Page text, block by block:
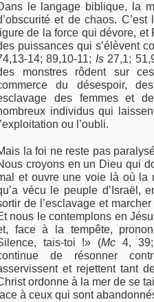
le langage biblique, la
et de chaos.
de la force qui dévore, et
puissances qui s’élèvent
14; 89,10-11; Is27,1;
monstres rôdent sur
du désespoir,
des femmes et
individus qui
ou l’oubli.
la foi ne reste pas
croyons en un Dieu qui
et ouvre une voie là où la
vécu le peuple d’Israël,
de l’esclavage et
nous le contemplons en
face à la tempête,
tais-toi !» (Mc 4,
de résonner
et rejettent tant
ordonne à la mer de se
à ceux qui sont